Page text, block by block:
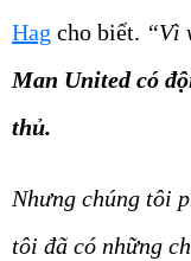
Hag cho biết. “Vì
Man United có
thủ.
Nhưng chúng tôi
tôi đã có những